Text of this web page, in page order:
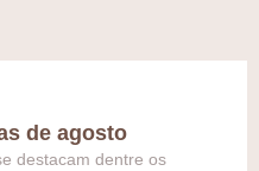
de agosto
destacam dentre os